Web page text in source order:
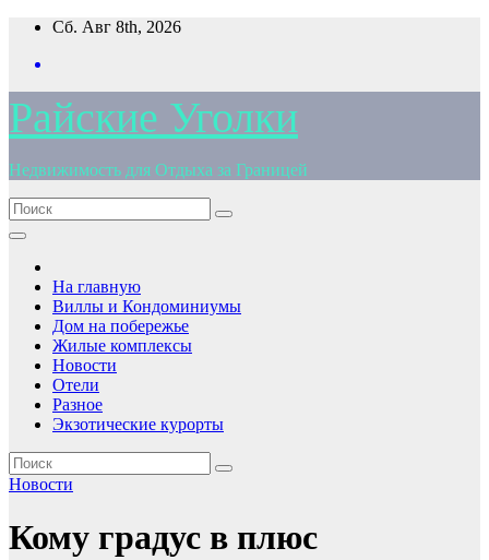
Перейти
содержимому
Сб. Авг 8th, 2026
Райские Уголки
Недвижимость для Отдыха за Границей
На главную
Виллы и Кондоминиумы
Дом на побережье
Жилые комплексы
Новости
Отели
Разное
Экзотические курорты
Новости
Кому градус в плюс